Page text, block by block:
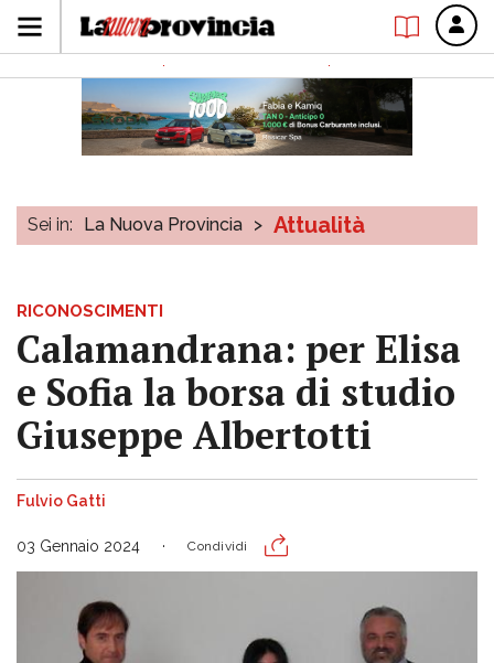
Sei in: La Nuova Provincia > Attualità
RICONOSCIMENTI
Calamandrana: per Elisa
e Sofia la borsa di studio
Giuseppe Albertotti
Fulvio Gatti
03 Gennaio 2024 Condividi